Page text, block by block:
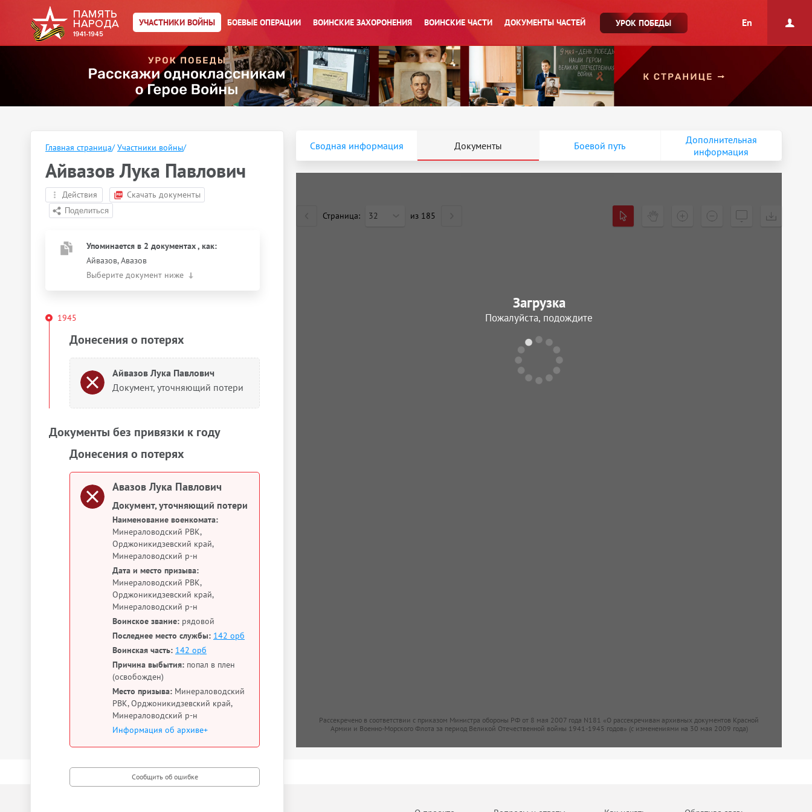
УЧАСТНИКИ ВОЙНЫ БОЕВЫЕ ОПЕРАЦИИ ВОИНСКИЕ ЗАХОРОНЕНИЯ ВОИНСКИЕ ЧАСТИ ДОКУМЕНТЫ ЧАСТЕЙ УРОК ПОБЕДЫ En
Главная страница/ Участники войны/
Айвазов Лука Павлович
Действия Скачать документы
Упоминается в 2 документах, как:
Айвазов, Авазов
Выберите документ ниже
1945
Донесения о потерях
Айвазов Лука Павлович
Документ, уточняющий потери
Документы без привязки к году
Донесения о потерях
Авазов Лука Павлович
Документ, уточняющий потери
Наименование военкомата:
Минераловодский РВК,
Орджоникидзевский край,
Минераловодский р-н
Дата и место призыва:
Минераловодский РВК,
Орджоникидзевский край,
Минераловодский р-н
Воинское звание: рядовой
Последнее место службы: 142 орб
Воинская часть: 142 орб
Причина выбытия: попал в плен
(освобожден)
Место призыва: Минераловодский
РВК, Орджоникидзевский край,
Минераловодский р-н
Информация об архиве+
Сводная информация Документы Боевой путь
Дополнительная
информация
Страница: 32 из 185
Рассекречено в соответствии с приказом Министра обороны РФ от 8 мая 2007 года N181 «О рассекречиван архивных документов Красной
Армии и Военно-Морского Флота за период Великой Отечественной войны 1941-1945 годов» (с изменениями на 30 мая 2009 года)
Загрузка
Пожалуйста, подождите